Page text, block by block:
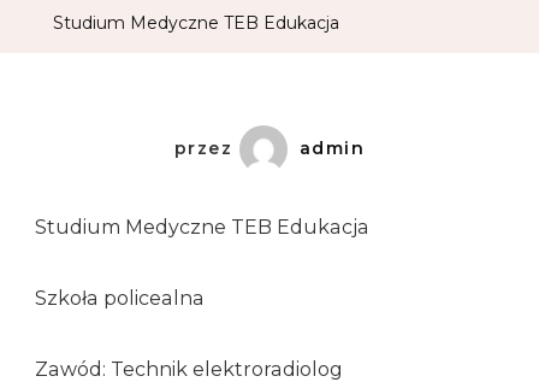
Studium Medyczne TEB Edukacja
przez admin
Studium Medyczne TEB Edukacja
Szkoła policealna
Zawód: Technik elektroradiolog